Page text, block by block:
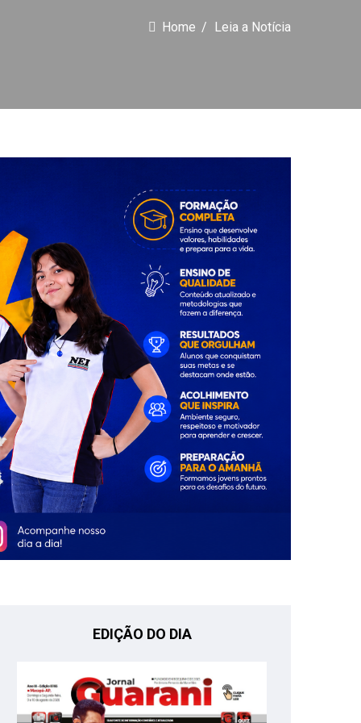
Home Leia a Notícia
EDIÇÃO DO DIA